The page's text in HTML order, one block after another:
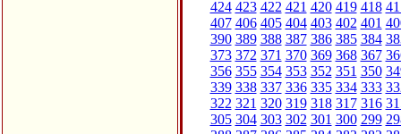
424 423 422 421 420 419 418
407 406 405 404 403 402 401
390 389 388 387 386 385 384
373 372 371 370 369 368 367
356 355 354 353 352 351 350
339 338 337 336 335 334 333
322 321 320 319 318 317 316
305 304 303 302 301 300 299